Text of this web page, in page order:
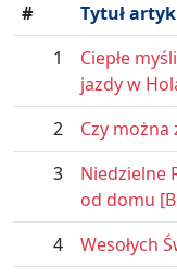
#
Tytuł
1
Ciepłe
jazdy w
2
Czy
3
Niedzielne
od domu
4
Wesołych